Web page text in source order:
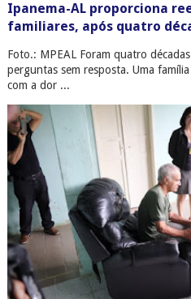
Ipanema-AL proporciona
familiares, após quatro
Foto.: MPEAL Foram quatro
perguntas sem resposta. Uma
com a dor ...